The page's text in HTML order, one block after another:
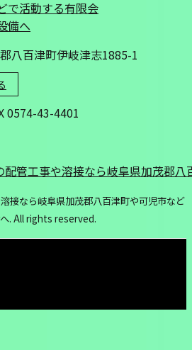
八百津町伊岐津志1885-1
0574-43-4401
管工事や溶接なら岐阜県加茂郡
接なら岐阜県加茂郡八百津町や可児市など
. All rights reserved.